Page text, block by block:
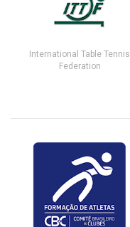
International Table Tennis
Federation